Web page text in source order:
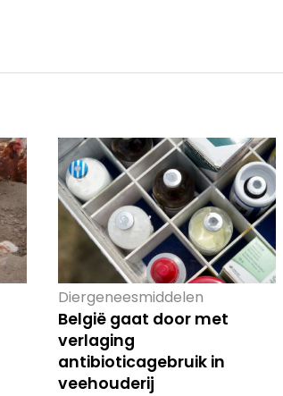
Diergeneesmiddelen
België gaat door met
verlaging
antibioticagebruik in
veehouderij